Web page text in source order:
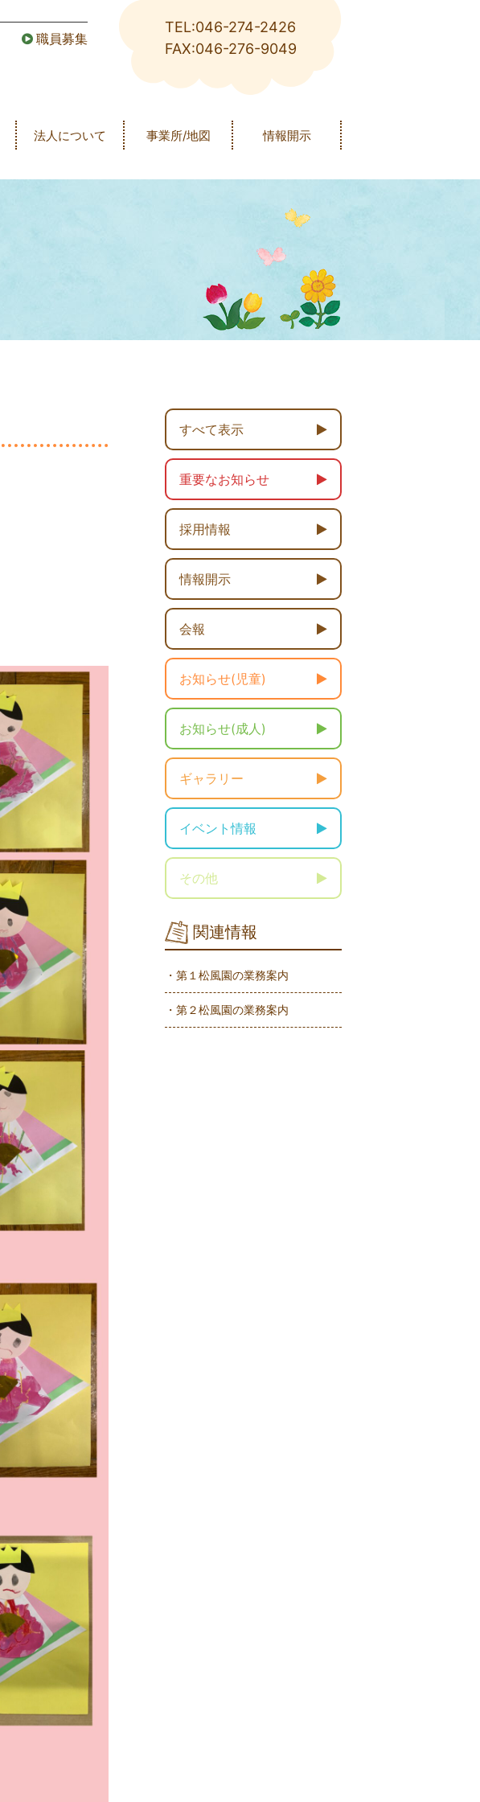
職員募集
TEL:046-274-2426
FAX:046-276-9049
法人について 事業所/地図 情報開示
すべて表示
重要なお知らせ
採用情報
情報開示
会報
お知らせ(児童)
お知らせ(成人)
ギャラリー
イベント情報
その他
関連情報
・第１松風園の業務案内
・第２松風園の業務案内